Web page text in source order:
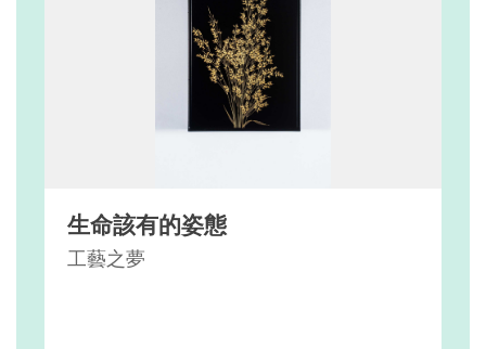
生命該有的姿態
工藝之夢